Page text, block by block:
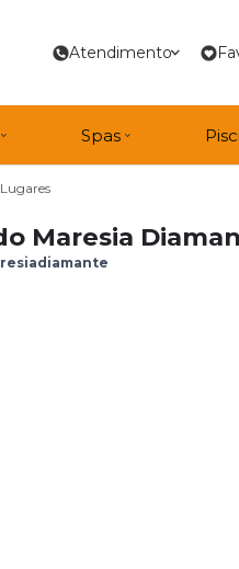
Atendimento
Spas
Maresia